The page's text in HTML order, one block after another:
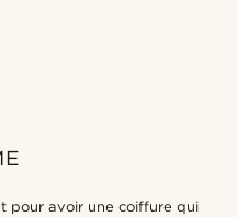
pour avoir une coiffure qui